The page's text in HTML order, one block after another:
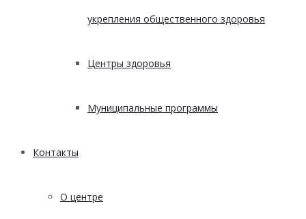
укрепления общественного здоровья
Центры здоровья
Муниципальные программы
Контакты
О центре